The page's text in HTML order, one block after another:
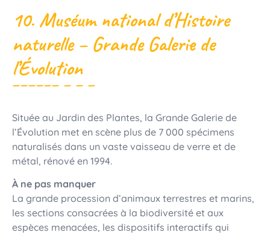
10. Muséum national d’Histoire
naturelle – Grande Galerie de
l’Évolution
Située au Jardin des Plantes, la Grande Galerie de
l’Évolution met en scène plus de 7 000 spécimens
naturalisés dans un vaste vaisseau de verre et de
métal, rénové en 1994.
À ne pas manquer
La grande procession d’animaux terrestres et marins,
les sections consacrées à la biodiversité et aux
espèces menacées, les dispositifs interactifs qui